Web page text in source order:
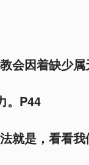
会因着缺少
。P44
就是，看看